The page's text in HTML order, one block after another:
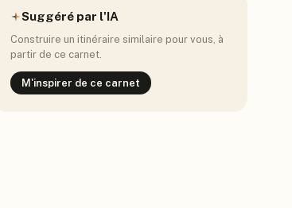
Suggéré par l'IA
Construire un itinéraire similaire pour vous, à
partir de ce carnet.
M'inspirer de ce carnet